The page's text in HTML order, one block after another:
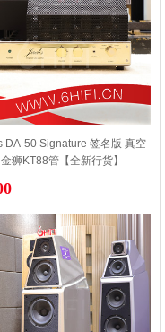
DA-50 Signature 签名版 真空
狮KT88管【全新行货】